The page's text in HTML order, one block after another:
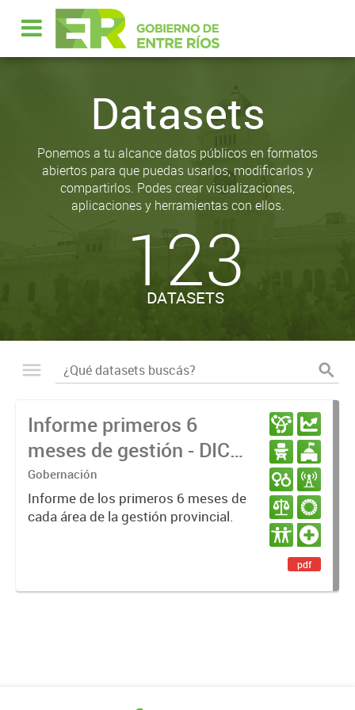
Datasets
Ponemos a tu alcance datos públicos en formatos
abiertos para que puedas usarlos, modificarlos y
compartirlos. Podes crear visualizaciones,
aplicaciones y herramientas con ellos.
123
DATASETS
Informe primeros 6
meses de gestión - DIC
23 / JUN 24
Gobernación
Informe de los primeros 6 meses de
cada área de la gestión provincial.
pdf